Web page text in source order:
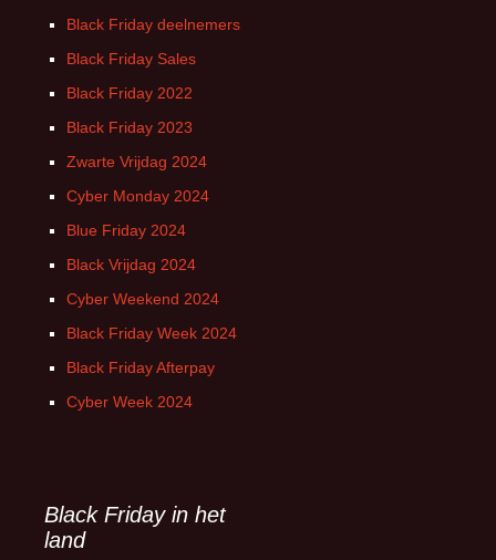
Black Friday deelnemers
Black Friday Sales
Black Friday 2022
Black Friday 2023
Zwarte Vrijdag 2024
Cyber Monday 2024
Blue Friday 2024
Black Vrijdag 2024
Cyber Weekend 2024
Black Friday Week 2024
Black Friday Afterpay
Cyber Week 2024
Black Friday in het
land